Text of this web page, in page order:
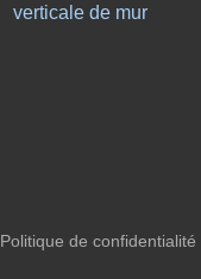
verticale de mur
Politique de confidentialité